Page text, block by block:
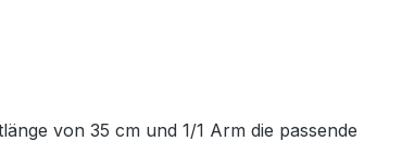
von 35 cm und 1/1 Arm die passende